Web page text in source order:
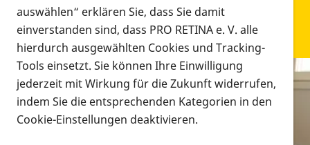
Infomaterial
Infomaterial
auswählen“ erklären Sie, dass Sie damit
einverstanden sind, dass PRO RETINA e. V. alle
hierdurch ausgewählten Cookies und Tracking-
Tools einsetzt. Sie können Ihre Einwilligung
jederzeit mit Wirkung für die Zukunft widerrufen,
indem Sie die entsprechenden Kategorien in den
Cookie-Einstellungen deaktivieren.